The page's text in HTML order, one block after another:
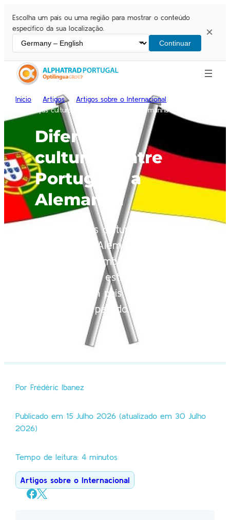
Escolha um país ou uma região para mostrar o conteúdo
específico da sua localização.
Continuar
×
Inicio Artigos
Artigos sobre o Internacional
Diferenças culturais entre Portugal e a Alemanha
Diferenças
culturais entre
Portugal e a
Alemanha
As diferenças culturais entre
Portugal e a Alemanha são
sentidas por ambos os países
como algo de estimulante e de
que tanto um país como outro
podem tirar partido. Vamos ver
Por Frédéric Ibanez
Publicado em 15 Julho 2026 (atualizado em 30 Julho
2026)
Tempo de leitura: 4 minutos
Artigos sobre o Internacional